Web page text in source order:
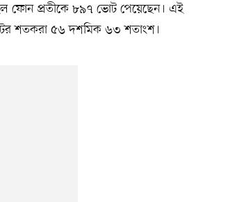
ফোন প্রতীকে ৮৯৭ ভোট পেয়েছেন। এই
শতকরা ৫৬ দশমিক ৬৩ শতাংশ।